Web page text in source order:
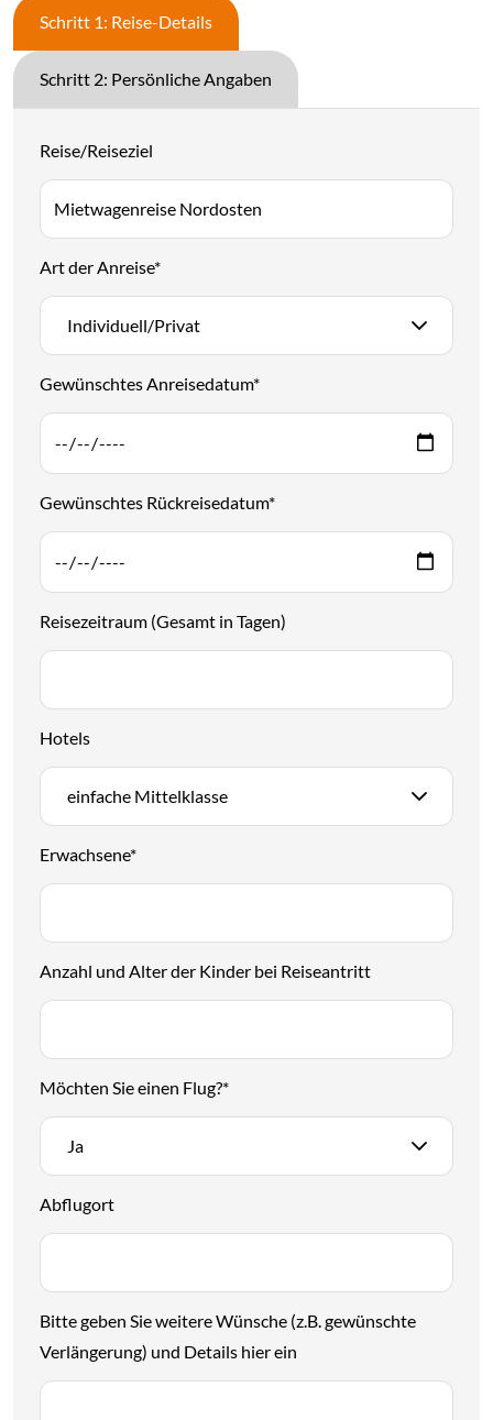
Schritt 1: Reise-Details
Schritt 2: Persönliche Angaben
Reise/Reiseziel
Art der Anreise*
Individuell/Privat
Gewünschtes Anreisedatum*
Gewünschtes Rückreisedatum*
Reisezeitraum (Gesamt in Tagen)
Hotels
einfache Mittelklasse
Erwachsene*
Anzahl und Alter der Kinder bei Reiseantritt
Möchten Sie einen Flug?*
Ja
Abflugort
Bitte geben Sie weitere Wünsche (z.B. gewünschte
Verlängerung) und Details hier ein